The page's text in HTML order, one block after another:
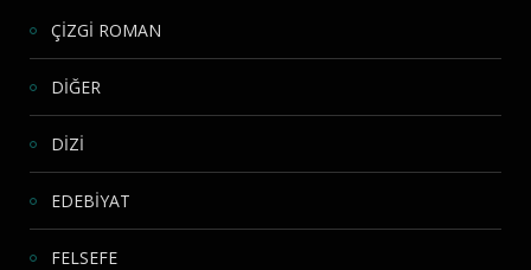
ÇİZGİ ROMAN
DİĞER
DİZİ
EDEBİYAT
FELSEFE